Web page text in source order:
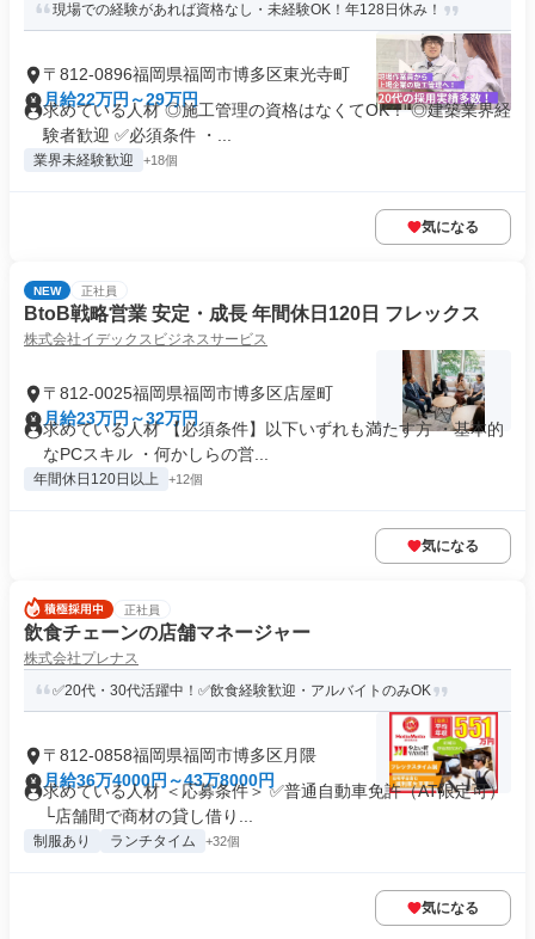
現場での経験があれば資格なし・未経験OK！年128日休み！
〒812-0896福岡県福岡市博多区東光寺町
月給22万円～29万円
求めている人材 ◎施工管理の資格はなくてOK！ ◎建築業界経
験者歓迎 ✅必須条件 ・...
業界未経験歓迎 +18個
気になる
NEW 正社員
BtoB戦略営業 安定・成長 年間休日120日 フレックス
株式会社イデックスビジネスサービス
〒812-0025福岡県福岡市博多区店屋町
月給23万円～32万円
求めている人材 【必須条件】以下いずれも満たす方 ・基本的
なPCスキル ・何かしらの営...
年間休日120日以上 +12個
気になる
正社員
飲食チェーンの店舗マネージャー
株式会社プレナス
✅20代・30代活躍中！✅飲食経験歓迎・アルバイトのみOK
〒812-0858福岡県福岡市博多区月隈
月給36万4000円～43万8000円
求めている人材 ＜応募条件＞ ✅普通自動車免許（AT限定可）
└店舗間で商材の貸し借り...
制服あり ランチタイム +32個
気になる